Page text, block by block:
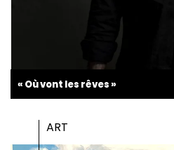
« Où vont les rêves »
ART